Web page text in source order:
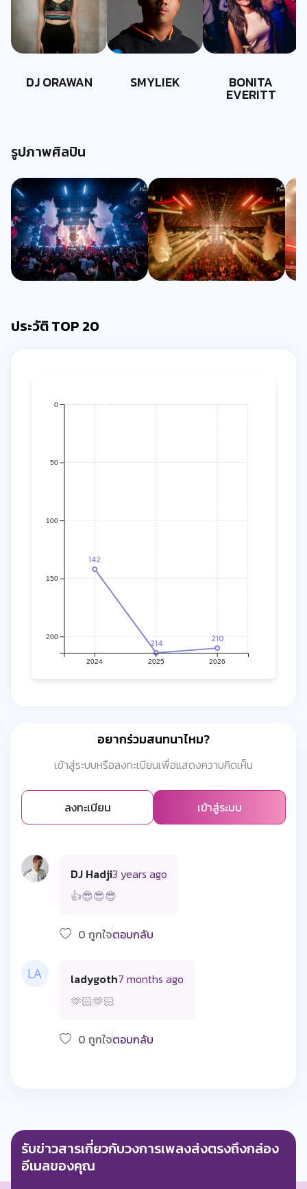
DJ ORAWAN SMYLIEK BONITA
EVERITT
รูปภาพศิลปิน
ประวัติ TOP 20
142
214 210
2024 2025 2026
200
150
100
50
0
อยากร่วมสนทนาไหม?
เข้าสู่ระบบหรือลงทะเบียนเพื่อแสดงความคิดเห็น
ลงทะเบียน เข้าสู่ระบบ
DJ Hadji3 years ago
👍😎😎😎
0 ถูกใจตอบกลับ
ladygoth7 months ago
🫶🏻🫶🏻
0 ถูกใจตอบกลับ
รับข่าวสารเกี่ยวกับวงการเพลงส่งตรงถึงกล่อง
อีเมลของคุณ